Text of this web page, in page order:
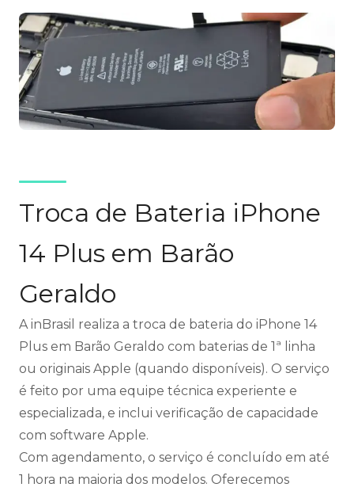
Troca de Bateria iPhone
14 Plus em Barão
Geraldo
A inBrasil realiza a troca de bateria do iPhone 14
Plus em Barão Geraldo com baterias de 1ª linha
ou originais Apple (quando disponíveis). O serviço
é feito por uma equipe técnica experiente e
especializada, e inclui verificação de capacidade
com software Apple.
Com agendamento, o serviço é concluído em até
1 hora na maioria dos modelos. Oferecemos